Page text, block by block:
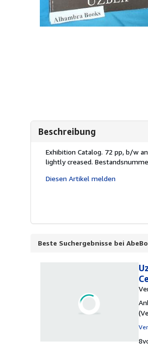
Beschreibung
Beschreibung:
Exhibition Catalog. 72 pp, b/w
lightly creased.
Diesen Artikel melden
Beste Suchergebnisse bei
(